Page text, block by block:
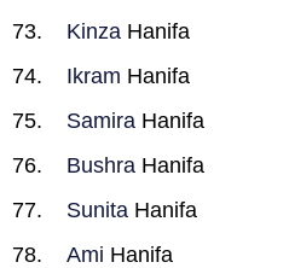
Kinza Hanifa
Ikram Hanifa
Samira Hanifa
Bushra Hanifa
Sunita Hanifa
Ami Hanifa